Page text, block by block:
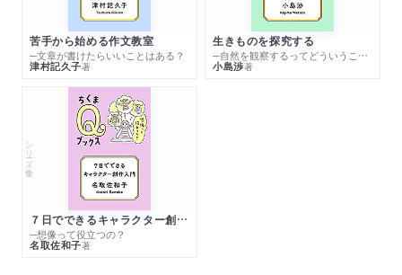
苦手から始める作文教室
─文章が書けたらいいことはある？
津村記久子著
生きものを探究する
─自然を観察するってどういうこと？
小島渉著
シリーズ・全集
７日でできるキャラクター創作入門
─想像って役立つの？
名取佐和子著